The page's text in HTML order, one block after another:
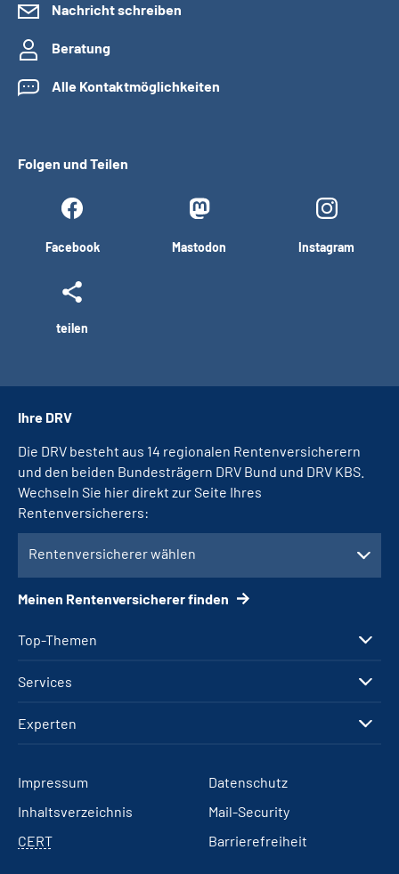
Nachricht schreiben
Beratung
Alle Kontaktmöglichkeiten
Folgen und Teilen
Facebook Mastodon Instagram
teilen
Top-Themen
Services
Experten
Ihre DRV
Die DRV besteht aus 14 regionalen Rentenversicherern
und den beiden Bundesträgern DRV Bund und DRV KBS.
Wechseln Sie hier direkt zur Seite Ihres
Rentenversicherers:
Rentenversicherer wählen
Meinen Rentenversicherer finden
Impressum
Datenschutz
Inhaltsverzeichnis
Mail-Security
CERT
Barrierefreiheit